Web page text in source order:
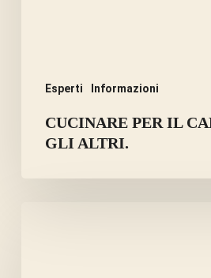
Esperti Informazioni
CUCINARE PER IL
GLI ALTRI.